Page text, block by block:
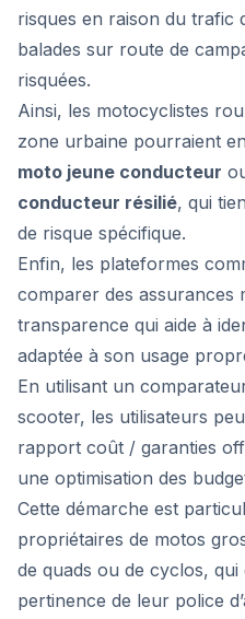
risques en raison du trafic
balades sur route de
risquées.
Ainsi, les motocyclistes
zone urbaine pourraient
moto jeune conducteur
conducteur résilié, qui
de risque spécifique.
Enfin, les plateformes
comparer des assurances
transparence qui aide à
adaptée à son usage
En utilisant un
scooter, les utilisateurs
rapport coût / garanties
une optimisation des
Cette démarche est
propriétaires de motos
de quads ou de cyclos, qui
pertinence de leur police